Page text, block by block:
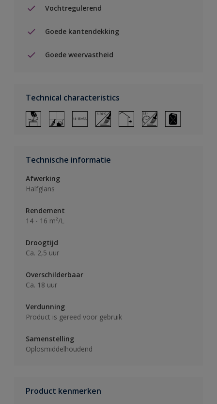
Vochtregulerend
Goede kantendekking
Goede weervastheid
Technical characteristics
Technische informatie
Afwerking
Halfglans
Rendement
14 - 16 m²/L
Droogtijd
Ca. 2,5 uur
Overschilderbaar
Ca. 18 uur
Verdunning
Product is gereed voor gebruik
Samenstelling
Oplosmiddelhoudend
Product kenmerken